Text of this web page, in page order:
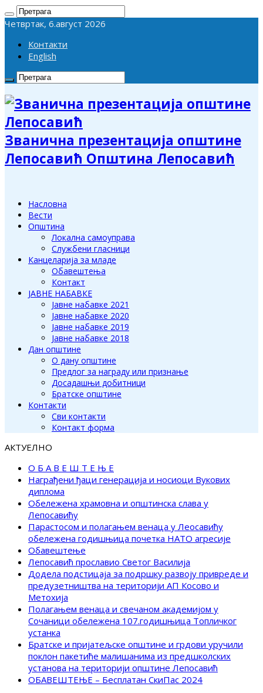
Четвртак, 6.август 2026
Контакти
English
Званична презентација општине
Лепосавић Општина Лепосавић
Насловна
Вести
Општина
Локална самоуправа
Службени гласници
Канцеларија за младе
Обавештења
Контакт
ЈАВНЕ НАБАВКЕ
Јавне набавке 2021
Јавне набавке 2020
Јавне набавке 2019
Јавне набавке 2018
Дан општине
О дану општине
Предлог за награду или признање
Досадашњи добитници
Братске општине
Контакти
Сви контакти
Контакт форма
АКТУЕЛНО
О Б А В Е Ш Т Е Њ Е
Награђени ђаци генерација и носиоци Вукових
диплома
Обележена храмовна и општинска слава у
Лепосавићу
Парастосом и полагањем венаца у Леосавићу
обележена годишњица почетка НАТО агресије
Обавештење
Лепосавић прославио Светог Василија
Додела подстицаја за подршку развоју привреде и
предузетништва на територији АП Косово и
Метохија
Полагањем венаца и свечаном академијом у
Сочаници обележена 107.годишњица Топличког
устанка
Братске и пријатељске општине и грдови уручили
поклон пакетиће малишанима из предшколских
установа на територији општине Лепосавић
ОБАВЕШТЕЊЕ – Бесплатан СкиПас 2024